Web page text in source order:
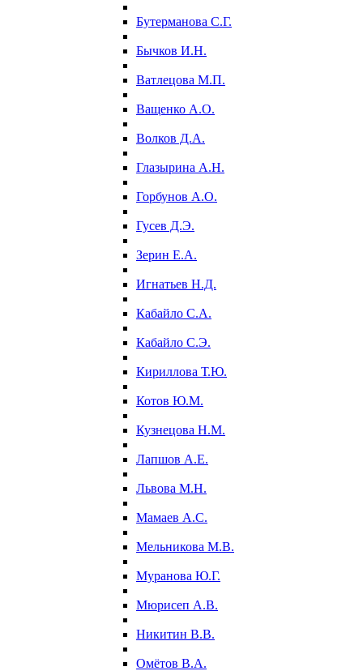
Бутерманова С.Г.
Бычков И.Н.
Ватлецова М.П.
Ващенко А.О.
Волков Д.А.
Глазырина А.Н.
Горбунов А.О.
Гусев Д.Э.
Зерин Е.А.
Игнатьев Н.Д.
Кабайло С.А.
Кабайло С.Э.
Кириллова Т.Ю.
Котов Ю.М.
Кузнецова Н.М.
Лапшов А.Е.
Львова М.Н.
Мамаев А.С.
Мельникова М.В.
Муранова Ю.Г.
Мюрисеп А.В.
Никитин В.В.
Омётов В.А.